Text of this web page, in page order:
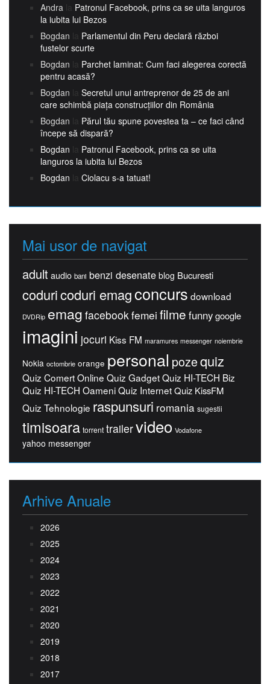
Andra la Patronul Facebook, prins ca se uita languros
la iubita lui Bezos
Bogdan la Parlamentul din Peru declară război
fustelor scurte
Bogdan la Parchet laminat: Cum faci alegerea corectă
pentru acasă?
Bogdan la Secretul unui antreprenor de 25 de ani
care schimbă piața construcțiilor din România
Bogdan la Părul tău spune povestea ta – ce faci când
începe să dispară?
Bogdan la Patronul Facebook, prins ca se uita
languros la iubita lui Bezos
Bogdan la Ciolacu s-a tatuat!
Mai usor de navigat
adult audio bani benzi desenate blog Bucuresti
coduricoduri emagconcurs download
DVDRip emag facebookfemei filme funny google
imagini jocuri Kiss FM maramures messenger noiembrie
Nokia octombrie orange personal pozequiz
Quiz Comert Online Quiz GadgetQuiz HI-TECH Biz
Quiz HI-TECH OameniQuiz Internet Quiz KissFM
Quiz Tehnologie raspunsuri romania sugestii
timisoara torrent trailervideo Vodafone
yahoo messenger
Arhive Anuale
2026
2025
2024
2023
2022
2021
2020
2019
2018
2017